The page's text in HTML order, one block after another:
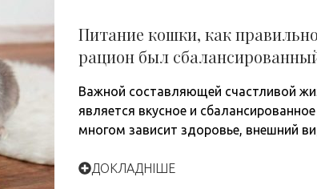
Питание кошки, как
рацион был
Важной составляющей счастливой
является вкусное и
многом зависит здоровье, внешний
ДОКЛАДНІШЕ